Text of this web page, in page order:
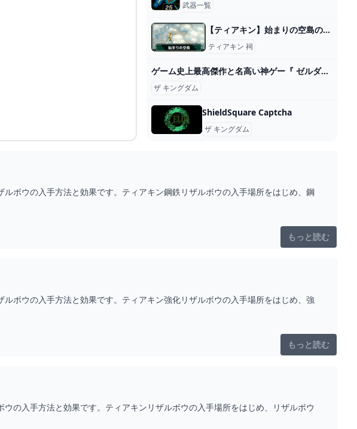
武器一覧
【ティアキン】始まりの空島の祠とコログ・宝箱の場所【ゼルダの伝説ティアーズオブザキングダム】 - ゲームウィズ
ティアキン 祠
ゲーム史上最高傑作と名高い神ゲー『 ゼルダの伝説 ティアーズ オブ ザ キングダム 』#8 - YouTube
ザ キングダム
ShieldSquare Captcha
ザ キングダム
ボウの入手方法と効果です。ティアキン鋼鉄リザルボウの入手場所をはじめ、鋼
もっと読む
ボウの入手方法と効果です。ティアキン強化リザルボウの入手場所をはじめ、強
もっと読む
の入手方法と効果です。ティアキンリザルボウの入手場所をはじめ、リザルボウ